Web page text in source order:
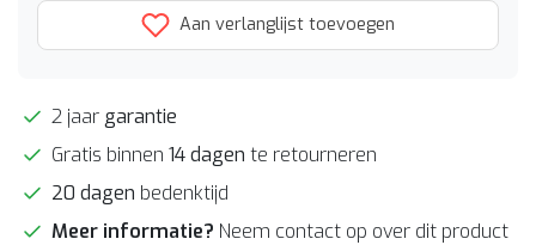
Aan verlanglijst toevoegen
2 jaar garantie
Gratis binnen 14 dagen te retourneren
20 dagen bedenktijd
Meer informatie? Neem contact op over dit product